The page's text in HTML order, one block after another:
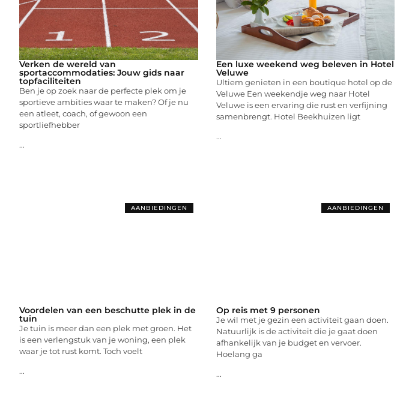
Verken de wereld van
sportaccommodaties: Jouw gids naar
topfaciliteiten
Ben je op zoek naar de perfecte plek om je
sportieve ambities waar te maken? Of je nu
een atleet, coach, of gewoon een
sportliefhebber
...
Een luxe weekend weg beleven in Hotel
Veluwe
Ultiem genieten in een boutique hotel op de
Veluwe Een weekendje weg naar Hotel
Veluwe is een ervaring die rust en verfijning
samenbrengt. Hotel Beekhuizen ligt
...
AANBIEDINGEN
Voordelen van een beschutte plek in de
tuin
Je tuin is meer dan een plek met groen. Het
is een verlengstuk van je woning, een plek
waar je tot rust komt. Toch voelt
...
AANBIEDINGEN
Op reis met 9 personen
Je wil met je gezin een activiteit gaan doen.
Natuurlijk is de activiteit die je gaat doen
afhankelijk van je budget en vervoer.
Hoelang ga
...